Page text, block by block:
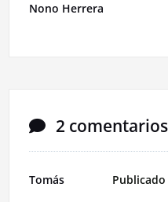
Nono Herrera
2 comentarios
Tomás Publicado